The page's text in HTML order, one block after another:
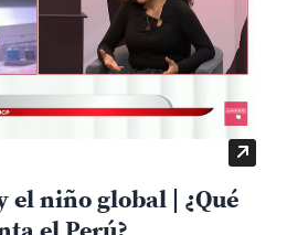
el niño global | ¿Qué